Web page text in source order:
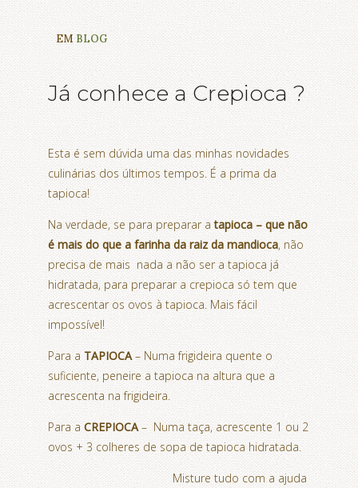
EM BLOG
Já conhece a Crepioca ?
Esta é sem dúvida uma das minhas novidades
culinárias dos últimos tempos. É a prima da
tapioca!
Na verdade, se para preparar atapioca – que não
é mais do que a farinha da raiz da mandioca, não
precisa de mais nada a não ser a tapioca já
hidratada, para preparar a crepioca só tem que
acrescentar os ovos à tapioca. Mais fácil
impossível!
Para a TAPIOCA – Numa frigideira quente o
suficiente, peneire a tapioca na altura que a
acrescenta na frigideira.
Para a CREPIOCA – Numa taça, acrescente 1 ou 2
ovos + 3 colheres de sopa de tapioca hidratada.
Misture tudo com a ajuda